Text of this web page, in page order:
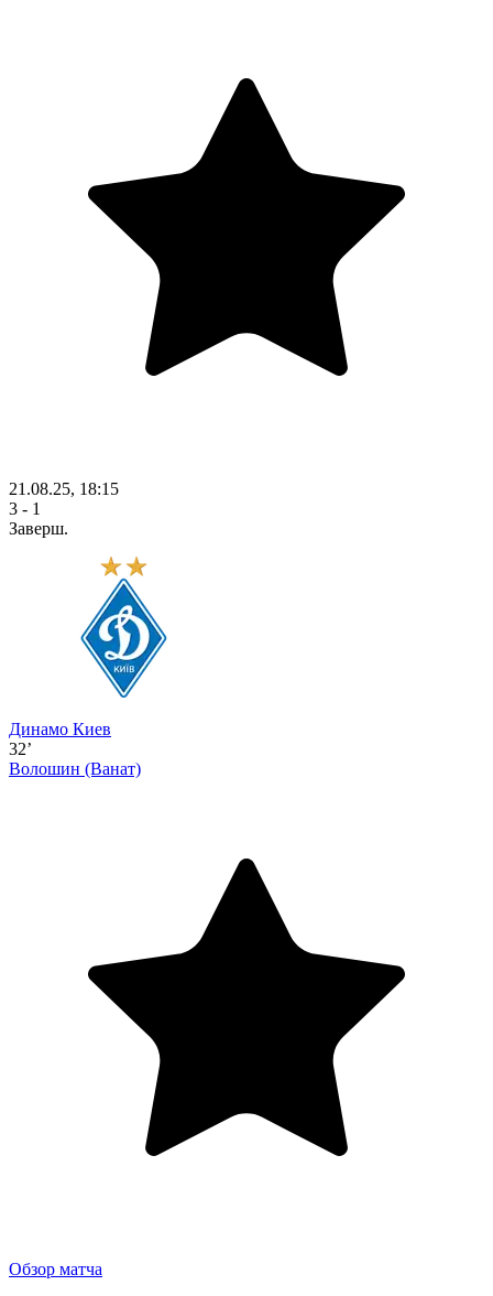
21.08.25, 18:15
3 - 1
Заверш.
Динамо Киев
32’
Волошин (Ванат)
Обзор матча